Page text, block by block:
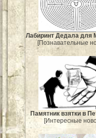
Лабиринт Дедала для
[Познавательные
Памятник взятки в
[Интересные